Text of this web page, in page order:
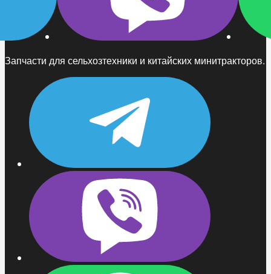
Запчасти для сельхозтехники и китайских минитракторов.